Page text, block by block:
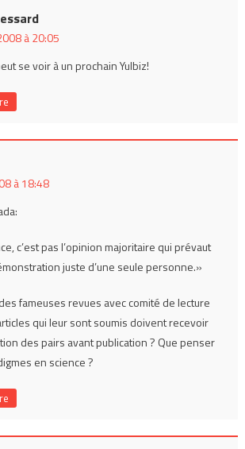
à 20:05
se voir à un prochain Yulbiz!
à 18:48
c’est pas l’opinion majoritaire qui prévaut
juste d’une seule personne.»
fameuses revues avec comité de lecture
qui leur sont soumis doivent recevoir
des pairs avant publication ? Que penser
en science ?